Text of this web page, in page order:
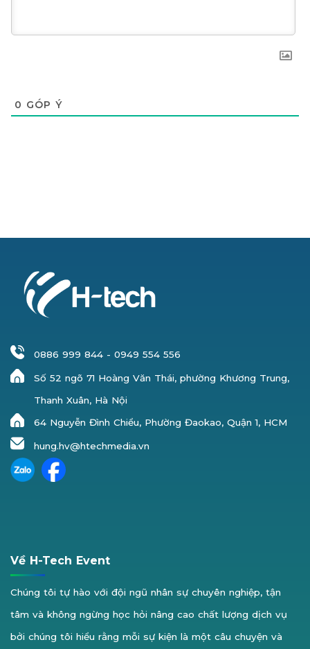
0 GÓP Ý
0886 999 844- 0949 554 556
Số 52 ngõ 71 Hoàng Văn Thái, phường Khương Trung,
Thanh Xuân, Hà Nội
64 Nguyễn Đình Chiểu, Phường Đaokao, Quận 1, HCM
hung.hv@htechmedia.vn
Về H-Tech Event
Chúng tôi tự hào với đội ngũ nhân sự chuyên nghiệp, tận
tâm và không ngừng học hỏi nâng cao chất lượng dịch vụ
bởi chúng tôi hiểu rằng mỗi sự kiện là một câu chuyện và